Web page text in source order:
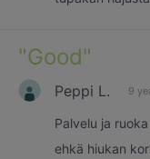
"Good"
Peppi L. 9
Palvelu ja
ehkä hiukan